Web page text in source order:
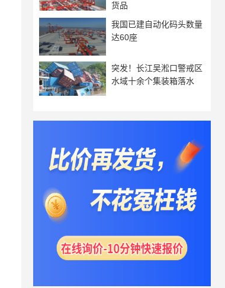
货品
我国已建自动化码头数量
达60座
突发！长江吴淞口警戒区
水域十余个集装箱落水